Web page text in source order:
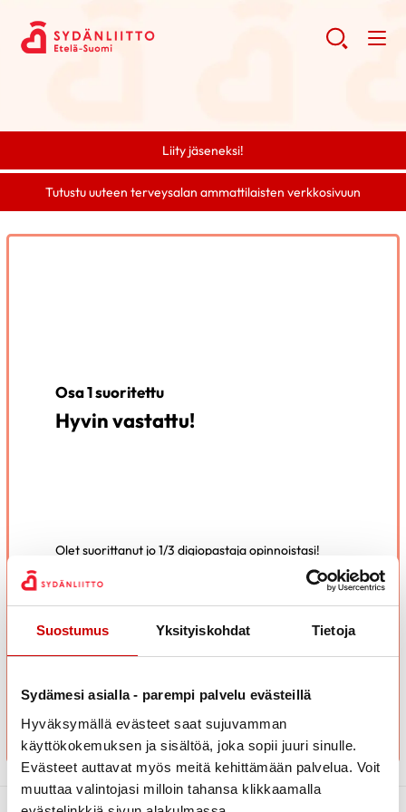
Suostumus Yksityiskohdat Tietoja
Sydämesi asialla - parempi palvelu evästeillä
Hyväksymällä evästeet saat sujuvamman
käyttökokemuksen ja sisältöä, joka sopii juuri sinulle.
Evästeet auttavat myös meitä kehittämään palvelua. Voit
muuttaa valintojasi milloin tahansa klikkaamalla
Liity jäseneksi!
Tutustu uuteen terveysalan ammattilaisten verkkosivuun
Osa 1 suoritettu
Hyvin vastattu!
Olet suorittanut jo 1/3 digiopastaja opinnoistasi!
Viimeistään nyt on hyvä pitää pieni tauko ja sulatella
oppimaasi.
SIIRRY OSAAN 2